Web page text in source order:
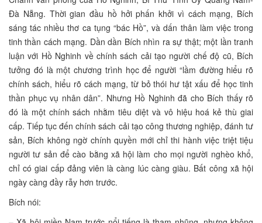
Đà Nẵng. Thời gian đầu hồ hởi phấn khởi vì cách mạng, Bích
sáng tác nhiều thơ ca tụng “bác Hồ”, và dấn thân làm việc trong
tinh thần cách mạng. Dần dần Bích nhìn ra sự thật; một lần tranh
luận với Hồ Nghinh về chính sách cải tạo người chế độ cũ, Bích
tưởng đó là một chương trình học để người “lầm đường hiểu rõ
chính sách, hiểu rõ cách mạng, từ bỏ thói hư tật xấu để học tinh
thần phục vụ nhân dân”. Nhưng Hồ Nghinh đã cho Bích thấy rõ
đó là một chính sách nhằm tiêu diệt và vô hiệu hoá kẻ thù giai
cấp. Tiếp tục đến chính sách cải tạo công thương nghiệp, đánh tư
sản, Bích không ngờ chính quyền mới chỉ thi hành việc triệt tiệu
người tư sản để cào bằng xã hội làm cho mọi người nghèo khổ,
chỉ có giai cấp đảng viên là càng lúc càng giàu. Bất công xã hội
ngày càng đầy rẫy hơn trước.
Bích nói: